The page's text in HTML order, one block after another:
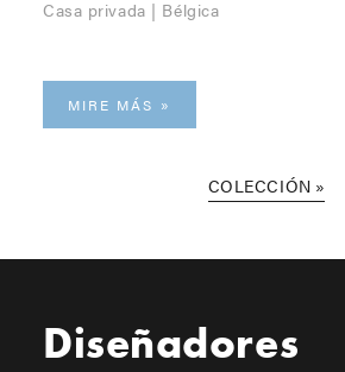
Casa privada | Bélgica
MIRE MÁS
COLECCIÓN
Diseñadores